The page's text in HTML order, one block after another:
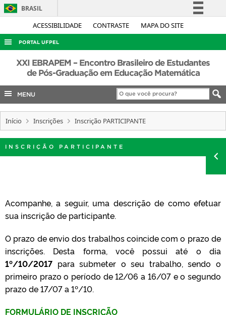
ACESSIBILIDADE CONTRASTE MAPA DO SITE
BRASIL
Simplifique!
Acesso à informação
Legislação
Canais
PORTAL UFPEL
ACESSO À INFORMAÇÃO
AUDITORIA
COBALTO
CONCURSOS
INTERNACIONAL
XXI EBRAPEM – Encontro Brasileiro de Estudantes
de Pós-Graduação em Educação Matemática
MENU
Início Inscrições Inscrição PARTICIPANTE
INSCRIÇÃO PARTICIPANTE
Acompanhe, a seguir, uma descrição de como efetuar
sua inscrição de participante.
O prazo de envio dos trabalhos coincide com o prazo de
inscrições. Desta forma, você possui até o dia
1º/10/2017 para submeter o seu trabalho, sendo o
primeiro prazo o período de 12/06 a 16/07 e o segundo
prazo de 17/07 a 1º/10.
FORMULÁRIO DE INSCRIÇÃO